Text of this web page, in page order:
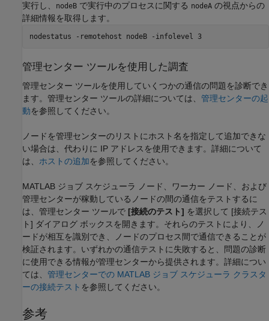
実行し、
nodeB で実行中のプロセスに関する nodeA の視点からの
詳細情報を取得します。
nodestatus -remotehost nodeB -infolevel 3
管理センター ツールを使用した調査
管理センター ツールを使用していくつかの通信の問題を診断でき
ます。管理センター ツールの詳細については、 管理センターの起
動を参照してください。
ノードを管理センターのリストにホスト名を指定して追加できな
い場合は、代わりに IP アドレスを使用できます。詳細について
は、 ホストの追加を参照してください。
MATLAB ジョブ スケジューラ ノード、ワーカー ノード、および
管理センターが稼動しているノードの間の通信をテストするに
は、管理センター ツールで [接続のテスト] を選択して [接続テス
ト] ダイアログ ボックスを開きます。それらのテストにより、ノ
ードが相互を識別でき、ノードのプロセス間で通信できることが
検証されます。いずれかの通信テストに失敗すると、問題の診断
に使用できる情報が管理センターから提供されます。詳細につい
ては、 管理センターでの MATLAB ジョブ スケジューラ クラスタ
ーの接続テスト を参照してください。
参考